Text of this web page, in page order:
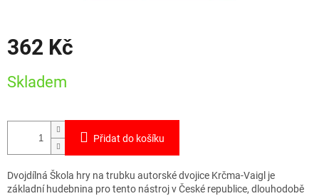
362 Kč
cena:
Skladem
Přidat do košíku
Dvojdílná Škola hry na trubku autorské dvojice Krčma-Vaigl je
základní hudebnina pro tento nástroj v České republice, dlouhodobě